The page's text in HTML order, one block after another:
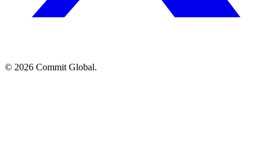
© 2026 Commit Global.